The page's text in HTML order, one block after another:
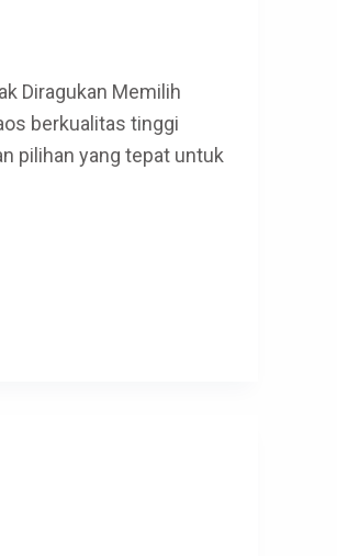
Diragukan Memilih
berkualitas tinggi
pilihan yang tepat untuk